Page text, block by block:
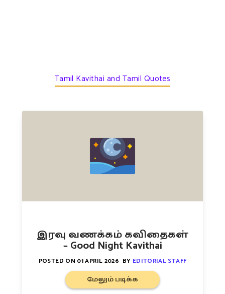
Tamil Kavithai and Tamil Quotes
இரவு வணக்கம் கவிதைகள்
– Good Night Kavithai
POSTED ON 01 APRIL 2026 BY EDITORIAL STAFF
மேலும் படிக்க